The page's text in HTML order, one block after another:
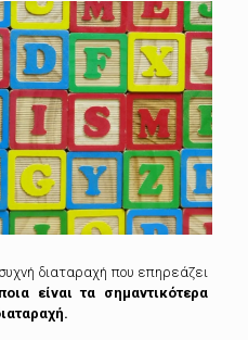
διαταραχή που επηρεάζει
είναι τα σημαντικότερα